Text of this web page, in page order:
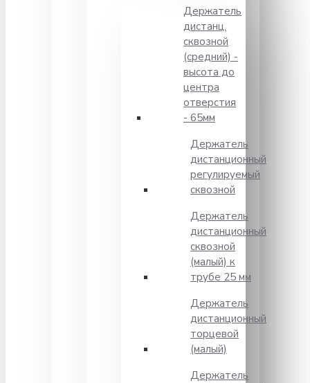
Держатель
дистанц.
сквозной
(средний) -
высота до
центра
отверстия
- 65мм
Держатель
дистанционный
регулируемый
сквозной
Держатель
дистанционный
сквозной
(малый) к
трубе 25 мм
Держатель
дистанционный
торцевой
(малый)
Держатель